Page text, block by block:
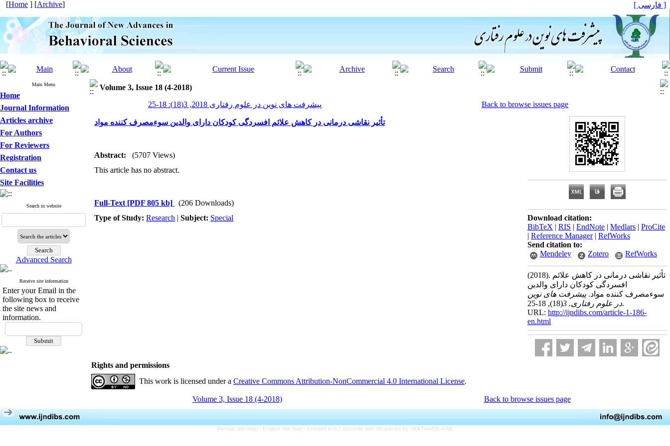
[Home ] [Archive] [ فارسی ]
Main Menu
Home
Journal Information
Articles archive
For Authors
For Reviewers
Registration
Contact us
Site Facilities
Search in website
Advanced Search
Receive site information
Enter your Email in the
following box to receive
the site news and
information.
Volume 3, Issue 18 (4-2018)
پیشرفت های نوین در علوم رفتاری 2018, 3(18): 18-25
Back to browse issues page
تأثیر نقاشی درمانی در کاهش علائم افسردگی کودکان دارای والدین سوءمصرف کننده مواد
Abstract:
(5707 Views)
This article has no abstract.
Full-Text [PDF 805 kb]
(206 Downloads)
Type of Study: Research | Subject: Special
Download citation:
BibTeX | RIS | EndNote | Medlars | ProCite
| Reference Manager| RefWorks
Send citation to:
Mendeley
Zotero RefWorks
(2018).
افسردگی کودکان دارای والدین
سوءمصرف کننده مواد.پیشرفت های نوین
در علوم رفتاری.
3
(18)
, 18-25.
URL: http://ijndibs.com/article-1-186-
en.html
Rights and permissions
This work is licensed under a Creative Commons Attribution-NonCommercial 4.0 International License.
Volume 3, Issue 18 (4-2018) Back to browse issues page
Persian site map - English site map - Created in 0.2 seconds with 35 queries by YEKTAWEB 4766